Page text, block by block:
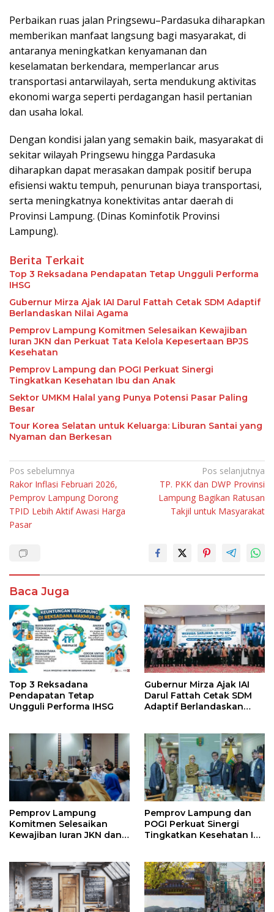
Perbaikan ruas jalan Pringsewu–Pardasuka diharapkan
memberikan manfaat langsung bagi masyarakat, di
antaranya meningkatkan kenyamanan dan
keselamatan berkendara, memperlancar arus
transportasi antarwilayah, serta mendukung aktivitas
ekonomi warga seperti perdagangan hasil pertanian
dan usaha lokal.
Dengan kondisi jalan yang semakin baik, masyarakat di
sekitar wilayah Pringsewu hingga Pardasuka
diharapkan dapat merasakan dampak positif berupa
efisiensi waktu tempuh, penurunan biaya transportasi,
serta meningkatnya konektivitas antar daerah di
Provinsi Lampung. (Dinas Kominfotik Provinsi
Lampung).
Berita Terkait
Top 3 Reksadana Pendapatan Tetap Ungguli Performa
IHSG
Gubernur Mirza Ajak IAI Darul Fattah Cetak SDM Adaptif
Berlandaskan Nilai Agama
Pemprov Lampung Komitmen Selesaikan Kewajiban
Iuran JKN dan Perkuat Tata Kelola Kepesertaan BPJS
Kesehatan
Pemprov Lampung dan POGI Perkuat Sinergi
Tingkatkan Kesehatan Ibu dan Anak
Sektor UMKM Halal yang Punya Potensi Pasar Paling
Besar
Tour Korea Selatan untuk Keluarga: Liburan Santai yang
Nyaman dan Berkesan
Navigasi
pos
Pos sebelumnya
Rakor Inflasi Februari 2026,
Pemprov Lampung Dorong
TPID Lebih Aktif Awasi Harga
Pasar
Pos selanjutnya
TP. PKK dan DWP Provinsi
Lampung Bagikan Ratusan
Takjil untuk Masyarakat
Baca Juga
Top 3 Reksadana
Pendapatan Tetap
Ungguli Performa IHSG
Gubernur Mirza Ajak IAI
Darul Fattah Cetak SDM
Adaptif Berlandaskan
Pemprov Lampung
Komitmen Selesaikan
Kewajiban Iuran JKN dan
Kesehatan
Pemprov Lampung dan
POGI Perkuat Sinergi
Tingkatkan Kesehatan Ibu